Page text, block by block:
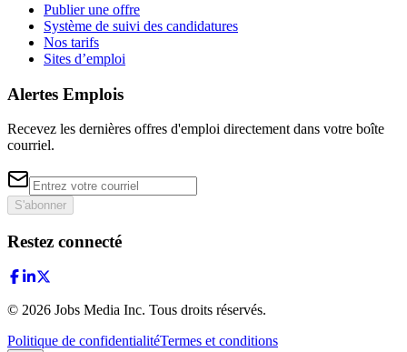
Publier une offre
Système de suivi des candidatures
Nos tarifs
Sites d’emploi
Alertes Emplois
Recevez les dernières offres d'emploi directement dans votre boîte
courriel.
S'abonner
Restez connecté
© 2026 Jobs Media Inc. Tous droits réservés.
Politique de confidentialitéTermes et conditions